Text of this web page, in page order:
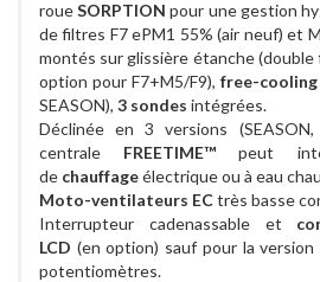
roueSORPTIONpour une gestion
de filtres F7 ePM1 55% (air neuf) et
montés sur glissière étanche
option pour F7+M5/F9), free-cooling
SEASON), 3 sondes intégrées.
Déclinée en 3 versions (SEASON,
centrale FREETIME™ peut
de chauffageélectrique ou à eau
Moto-ventilateurs ECtrès basse
Interrupteur cadenassable et
LCD (en option) sauf pour la version
potentiomètres.